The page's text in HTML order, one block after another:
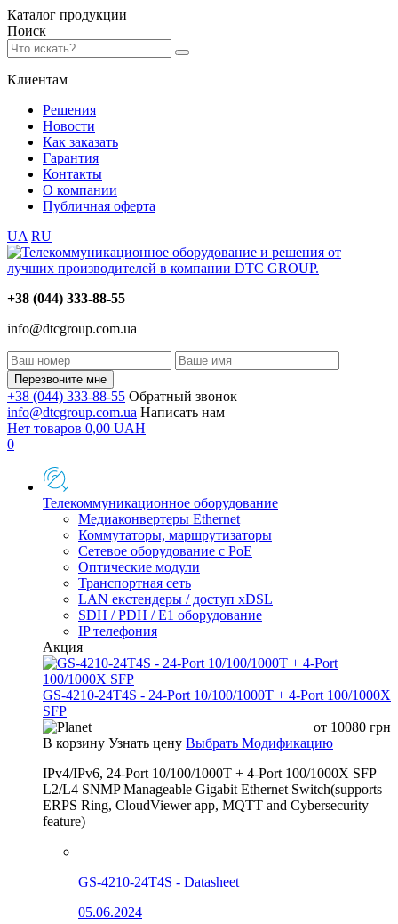
Каталог продукции
Поиск
Клиентам
Решения
Новости
Как заказать
Гарантия
Контакты
О компании
Публичная оферта
UA RU
+38 (044) 333-88-55
info@dtcgroup.com.ua
Перезвоните мне
+38 (044) 333-88-55 Обратный звонок
info@dtcgroup.com.ua Написать нам
Нет товаров 0,00 UAH
0
Телекоммуникационное оборудование
Медиаконвертеры Ethernet
Коммутаторы, маршрутизаторы
Сетевое оборудование с PoE
Оптические модули
Транспортная сеть
LAN екстендеры / доступ xDSL
SDH / PDH / E1 оборудование
IP телефония
Акция
GS-4210-24T4S - 24-Port 10/100/1000T + 4-Port 100/1000X
SFP
от 10080 грн
В корзину Узнать цену Выбрать Модификацию
IPv4/IPv6, 24-Port 10/100/1000T + 4-Port 100/1000X SFP
L2/L4 SNMP Manageable Gigabit Ethernet Switch(supports
ERPS Ring, CloudViewer app, MQTT and Cybersecurity
feature)
GS-4210-24T4S - Datasheet
05.06.2024